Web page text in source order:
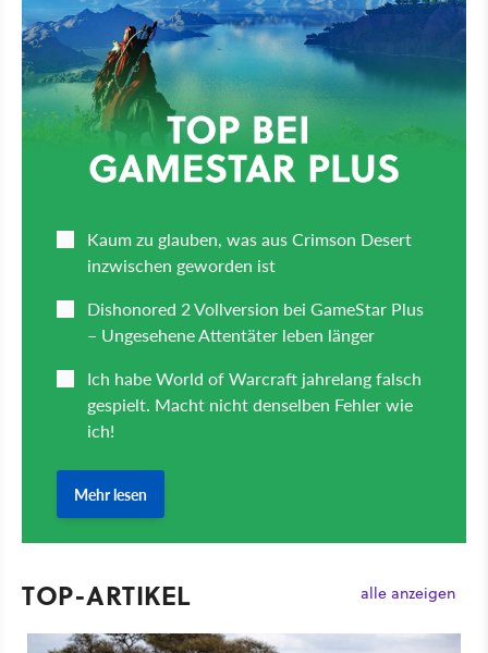
TOP-ARTIKEL alle anzeigen